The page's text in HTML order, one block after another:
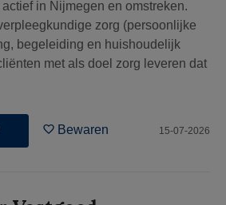
in Nijmegen en omstreken.
zorg (persoonlijke
begeleiding en huishoudelijk
met als doel zorg leveren dat
Bewaren 15-07-2026